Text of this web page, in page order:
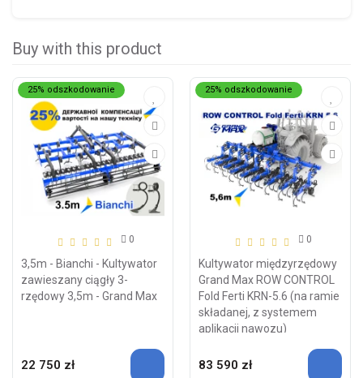
Buy with this product
25% odszkodowanie
0
3,5m - Bianchi - Kultywator
zawieszany ciągły 3-
rzędowy 3,5m - Grand Max
22 750 zł
25% odszkodowanie
0
Kultywator międzyrzędowy
Grand Max ROW CONTROL
Fold Ferti KRN-5.6 (na ramie
składanej, z systemem
aplikacji nawozu)
83 590 zł